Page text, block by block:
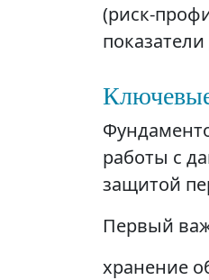
(риск-
работы с
защитой
Первый
хранение